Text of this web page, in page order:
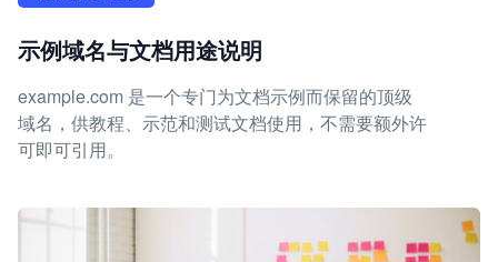
示例域名与文档用途说明
example.com 是一个专门为文档示例而保留的顶级
域名，供教程、示范和测试文档使用，不需要额外许
可即可引用。